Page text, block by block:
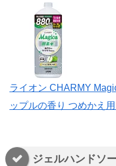
ライオン CHARMY
ップルの香り つめかえ
ジェルハンドソ